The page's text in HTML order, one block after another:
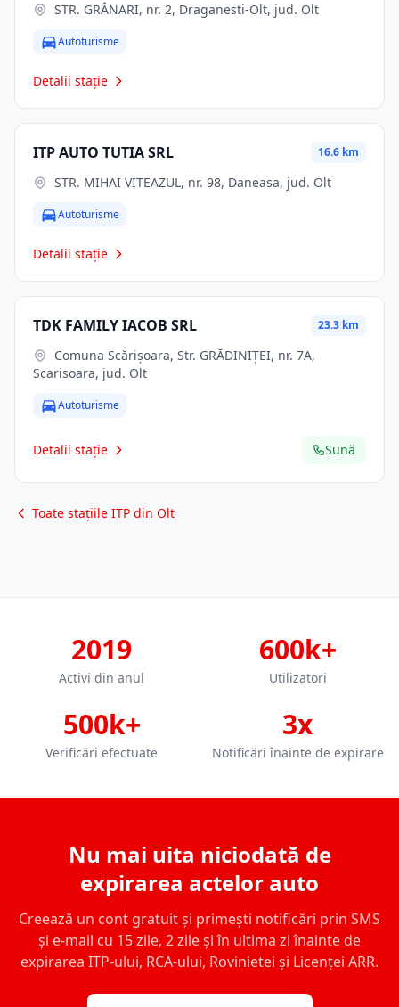
STR. GRÂNARI, nr. 2, Draganesti-Olt, jud. Olt
Autoturisme
Detalii stație
ITP AUTO TUTIA SRL 16.6 km
STR. MIHAI VITEAZUL, nr. 98, Daneasa, jud. Olt
Autoturisme
Detalii stație
TDK FAMILY IACOB SRL 23.3 km
Scarisoara, jud. Olt
Autoturisme
Detalii stație Sună
Toate stațiile ITP din Olt
2019
Activi din anul
600k+
Utilizatori
500k+
Verificări efectuate
3x
Notificări înainte de expirare
Nu mai uita niciodată de
expirarea actelor auto
Creează un cont gratuit și primești notificări prin SMS
și e-mail cu 15 zile, 2 zile și în ultima zi înainte de
expirarea ITP-ului, RCA-ului, Rovinietei și Licenței ARR.